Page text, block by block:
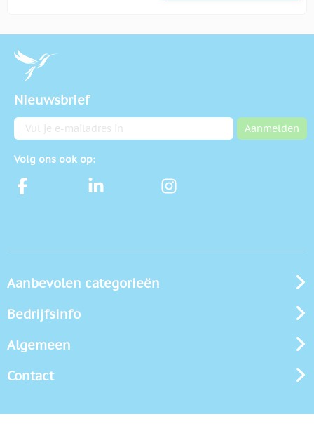
Nieuwsbrief
E-mailadres Aanmelden
Volg ons ook op:
Aanbevolen categorieën
Bedrijfsinfo
Algemeen
Contact